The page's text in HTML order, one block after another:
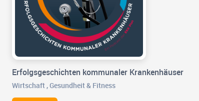
Erfolgsgeschichten kommunaler Krankenhäuser
Wirtschaft ,Gesundheit & Fitness